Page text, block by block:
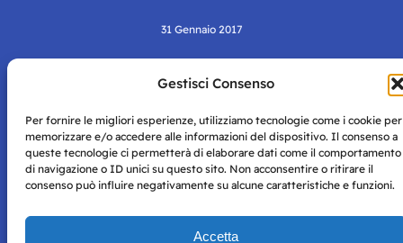
Gestisci Consenso
Per fornire le migliori esperienze, utilizziamo tecnologie come i cookie per
memorizzare e/o accedere alle informazioni del dispositivo. Il consenso a
queste tecnologie ci permetterà di elaborare dati come il comportamento
di navigazione o ID unici su questo sito. Non acconsentire o ritirare il
consenso può influire negativamente su alcune caratteristiche e funzioni.
Accetta
31 Gennaio 2017
Napoli con autorizzazione numero 38 del 25/9/2019.
Tutte le immagini e i contenuti su questo sito sono forniti